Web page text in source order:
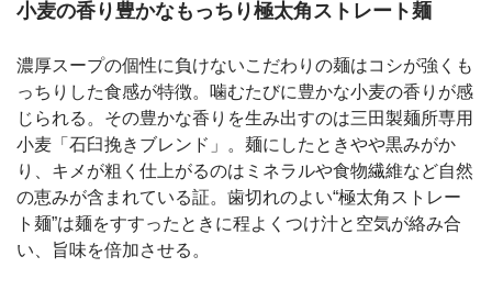
小麦の香り豊かなもっちり極太角ストレート麺
濃厚スープの個性に負けないこだわりの麺はコシが強くも
っちりした食感が特徴。噛むたびに豊かな小麦の香りが感
じられる。その豊かな香りを生み出すのは三田製麺所専用
小麦「石臼挽きブレンド」。麺にしたときやや黒みがか
り、キメが粗く仕上がるのはミネラルや食物繊維など自然
の恵みが含まれている証。歯切れのよい“極太角ストレー
ト麺”は麺をすすったときに程よくつけ汁と空気が絡み合
い、旨味を倍加させる。